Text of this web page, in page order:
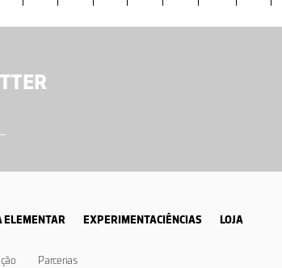
ELEMENTAR EXPERIMENTACIÊNCIAS LOJA
Parcerias